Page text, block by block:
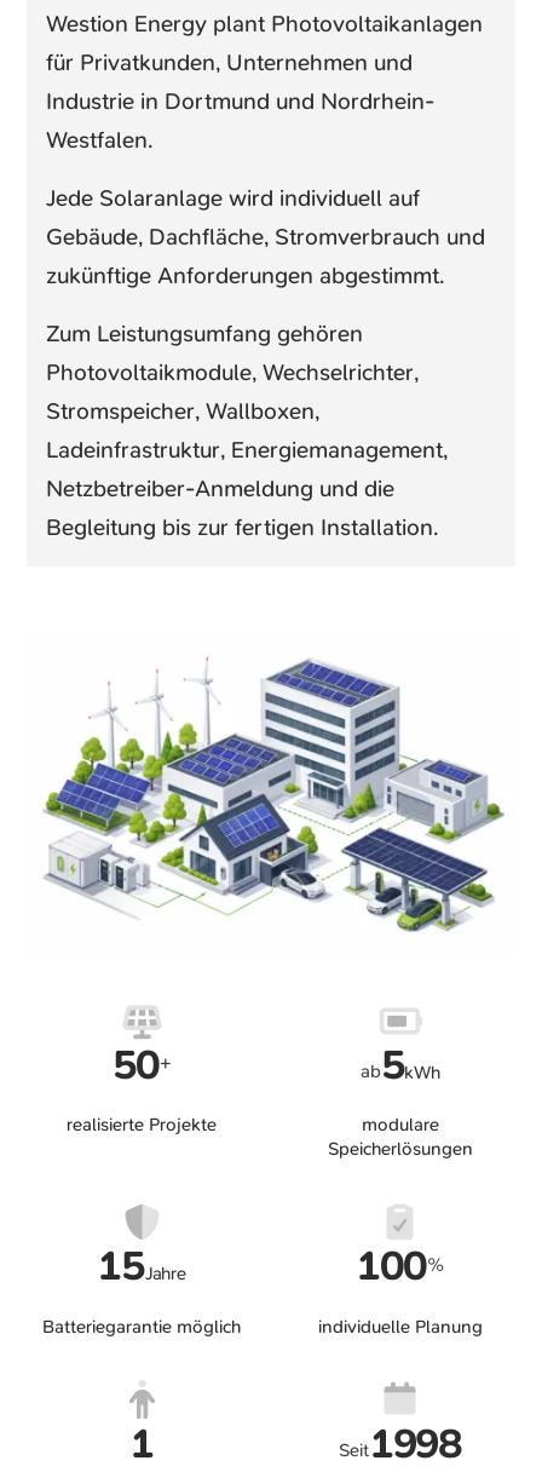
Westion Energy plant Photovoltaikanlagen
für Privatkunden, Unternehmen und
Industrie in Dortmund und Nordrhein-
Westfalen.
Jede Solaranlage wird individuell auf
Gebäude, Dachfläche, Stromverbrauch und
zukünftige Anforderungen abgestimmt.
Zum Leistungsumfang gehören
Photovoltaikmodule, Wechselrichter,
Stromspeicher, Wallboxen,
Ladeinfrastruktur, Energiemanagement,
Netzbetreiber-Anmeldung und die
Begleitung bis zur fertigen Installation.
50+
realisierte Projekte
ab5kWh
modulare
Speicherlösungen
15Jahre
Batteriegarantie möglich
100%
individuelle Planung
1 Seit1998